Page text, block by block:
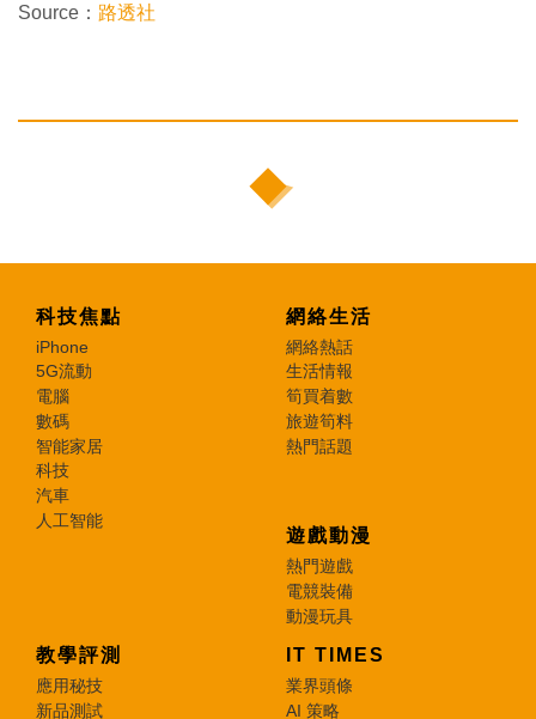
Source： 路透社
科技焦點
iPhone
5G流動
電腦
數碼
智能家居
科技
汽車
人工智能
網絡生活
網絡熱話
生活情報
筍買着數
旅遊筍料
熱門話題
遊戲動漫
熱門遊戲
電競裝備
動漫玩具
教學評測
應用秘技
新品測試
IT TIMES
業界頭條
AI 策略